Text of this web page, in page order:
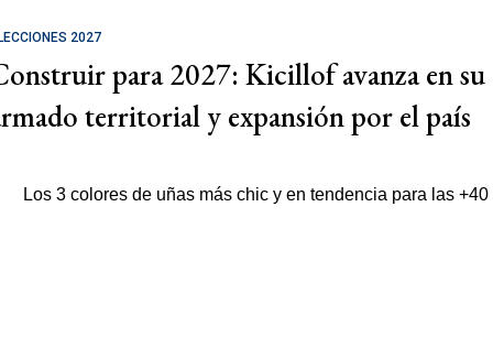
2027
para 2027: Kicillof avanza en su
territorial y expansión por el país